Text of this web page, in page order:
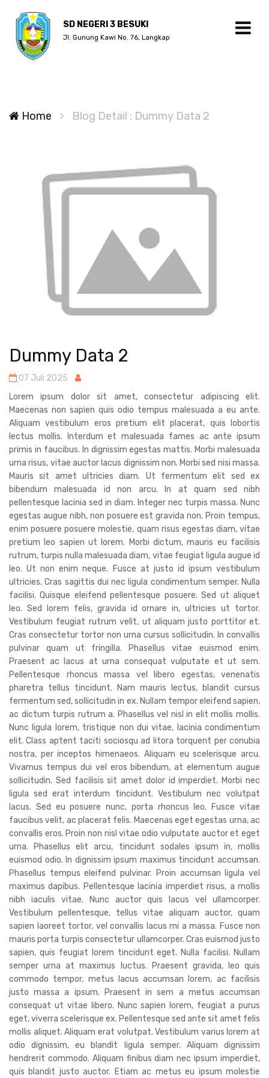
SD NEGERI 3 BESUKI
Jl. Gunung Kawi No. 76, Langkap
Home Blog Detail : Dummy Data 2
Dummy Data 2
07 Juli 2025
Lorem ipsum dolor sit amet, consectetur adipiscing elit.
Maecenas non sapien quis odio tempus malesuada a eu ante.
Aliquam vestibulum eros pretium elit placerat, quis lobortis
lectus mollis. Interdum et malesuada fames ac ante ipsum
primis in faucibus. In dignissim egestas mattis. Morbi malesuada
urna risus, vitae auctor lacus dignissim non. Morbi sed nisi massa.
Mauris sit amet ultricies diam. Ut fermentum elit sed ex
bibendum malesuada id non arcu. In at quam sed nibh
pellentesque lacinia sed in diam. Integer nec turpis massa. Nunc
egestas augue nibh, non posuere est gravida non. Proin tempus,
enim posuere posuere molestie, quam risus egestas diam, vitae
pretium leo sapien ut lorem. Morbi dictum, mauris eu facilisis
rutrum, turpis nulla malesuada diam, vitae feugiat ligula augue id
leo. Ut non enim neque. Fusce at justo id ipsum vestibulum
ultricies. Cras sagittis dui nec ligula condimentum semper. Nulla
facilisi. Quisque eleifend pellentesque posuere. Sed ut aliquet
leo. Sed lorem felis, gravida id ornare in, ultricies ut tortor.
Vestibulum feugiat rutrum velit, ut aliquam justo porttitor et.
Cras consectetur tortor non urna cursus sollicitudin. In convallis
pulvinar quam ut fringilla. Phasellus vitae euismod enim.
Praesent ac lacus at urna consequat vulputate et ut sem.
Pellentesque rhoncus massa vel libero egestas, venenatis
pharetra tellus tincidunt. Nam mauris lectus, blandit cursus
fermentum sed, sollicitudin in ex. Nullam tempor eleifend sapien,
ac dictum turpis rutrum a. Phasellus vel nisl in elit mollis mollis.
Nunc ligula lorem, tristique non dui vitae, lacinia condimentum
elit. Class aptent taciti sociosqu ad litora torquent per conubia
nostra, per inceptos himenaeos. Aliquam eu scelerisque arcu.
Vivamus tempus dui vel eros bibendum, at elementum augue
sollicitudin. Sed facilisis sit amet dolor id imperdiet. Morbi nec
ligula sed erat interdum tincidunt. Vestibulum nec volutpat
lacus. Sed eu posuere nunc, porta rhoncus leo. Fusce vitae
faucibus velit, ac placerat felis. Maecenas eget egestas urna, ac
convallis eros. Proin non nisl vitae odio vulputate auctor et eget
urna. Phasellus elit arcu, tincidunt sodales ipsum in, mollis
euismod odio. In dignissim ipsum maximus tincidunt accumsan.
Phasellus tempus eleifend pulvinar. Proin accumsan ligula vel
maximus dapibus. Pellentesque lacinia imperdiet risus, a mollis
nibh iaculis vitae. Nunc auctor quis lacus vel ullamcorper.
Vestibulum pellentesque, tellus vitae aliquam auctor, quam
sapien laoreet tortor, vel convallis lacus mi a massa. Fusce non
mauris porta turpis consectetur ullamcorper. Cras euismod justo
sapien, quis feugiat lorem tincidunt eget. Nulla facilisi. Nullam
semper urna at maximus luctus. Praesent gravida, leo quis
commodo tempor, metus lacus accumsan lorem, ac facilisis
justo massa a ipsum. Praesent in sem a metus accumsan
consequat ut vitae libero. Nunc sapien lorem, feugiat a purus
eget, viverra scelerisque ex. Pellentesque sed ante sit amet felis
mollis aliquet. Aliquam erat volutpat. Vestibulum varius lorem at
odio dignissim, eu blandit ligula semper. Aliquam dignissim
hendrerit commodo. Aliquam finibus diam nec ipsum imperdiet,
quis blandit justo auctor. Etiam ac metus eu ipsum molestie